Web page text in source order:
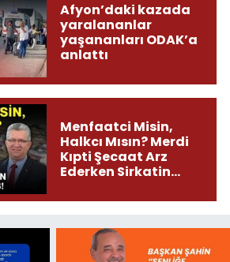
Afyon’daki kazada
yaralananlar
yaşananları ODAK’a
anlattı
Menfaatci Misin,
Halkcı Mısın? Merdi
Kıpti Şecaat Arz
Ederken Sirkatin